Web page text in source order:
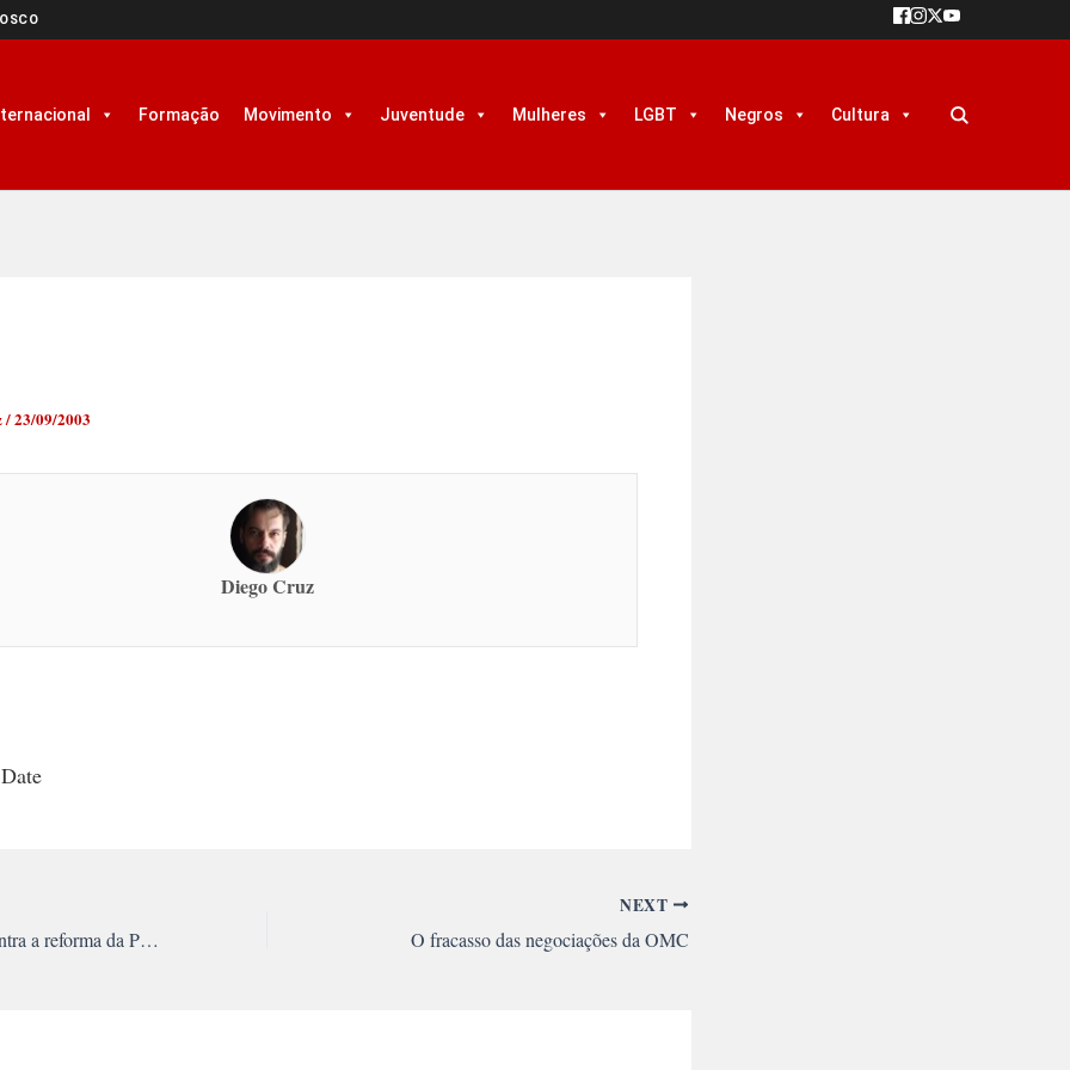
Formação Movimento Juventude Mulheres LGBT Negros Cultura
/23/09/2003
Diego Cruz
Intensificar a luta contra a reforma da Previdência
NEXT
O fracasso das negociações da OMC